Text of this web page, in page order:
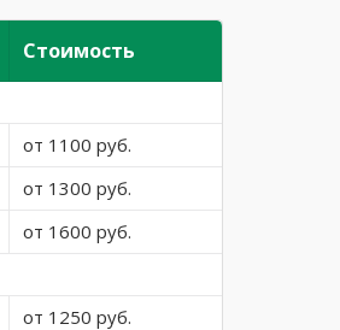
Стоимость
от 1100 руб.
от 1300 руб.
от 1600 руб.
от 1250 руб.